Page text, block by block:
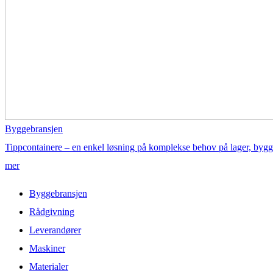
Byggebransjen
Tippcontainere – en enkel løsning på komplekse behov på lager,
mer
Byggebransjen
Rådgivning
Leverandører
Maskiner
Materialer